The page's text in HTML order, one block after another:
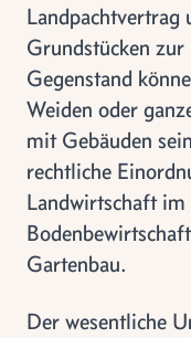
Landpachtvertrag
Grundstücken
Gegenstand
Weiden oder
mit Gebäuden
rechtliche
Landwirtschaft im
Gartenbau.
Der wesentliche